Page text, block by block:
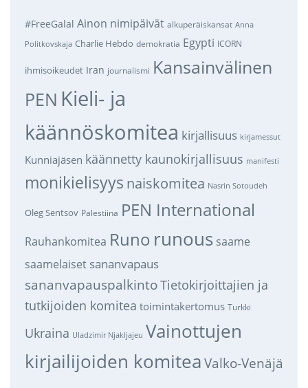
#FreeGalal Ainon nimipäivät alkuperäiskansat Anna
Politkovskaja Charlie Hebdo demokratia Egypti ICORN
ihmisoikeudet Iran journalismi Kansainvälinen
PEN Kieli- ja
käännöskomitea kirjallisuus kirjamessut
Kunniajäsen käännetty kaunokirjallisuus manifesti
monikielisyys naiskomitea Nasrin Sotoudeh
Oleg Sentsov Palestiina PEN International
Rauhankomitea Runo runous saame
saamelaiset sananvapaus
sananvapauspalkintoTietokirjoittajien ja
tutkijoiden komitea toimintakertomus Turkki
Ukraina Uladzimir Njakljajeu Vainottujen
kirjailijoiden komitea Valko-Venäjä